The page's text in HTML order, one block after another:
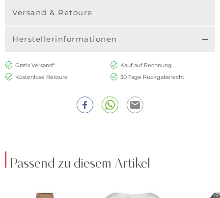
Versand & Retoure
Herstellerinformationen
Gratis Versand*
Kauf auf Rechnung
Kostenlose Retoure
30 Tage Rückgaberecht
Passend zu diesem Artikel